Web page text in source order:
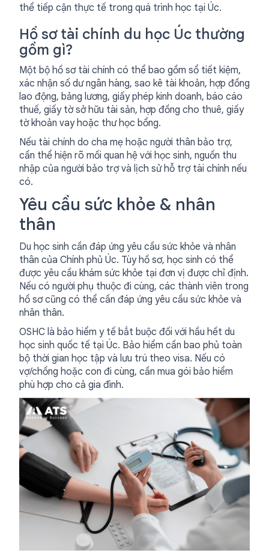
thể tiếp cận thực tế trong quá trình học tại Úc.
Hồ sơ tài chính du học Úc thường
gồm gì?
Một bộ hồ sơ tài chính có thể bao gồm sổ tiết kiệm,
xác nhận số dư ngân hàng, sao kê tài khoản, hợp đồng
lao động, bảng lương, giấy phép kinh doanh, báo cáo
thuế, giấy tờ sở hữu tài sản, hợp đồng cho thuê, giấy
tờ khoản vay hoặc thư học bổng.
Nếu tài chính do cha mẹ hoặc người thân bảo trợ,
cần thể hiện rõ mối quan hệ với học sinh, nguồn thu
nhập của người bảo trợ và lịch sử hỗ trợ tài chính nếu
có.
Yêu cầu sức khỏe & nhân
thân
Du học sinh cần đáp ứng yêu cầu sức khỏe và nhân
thân của Chính phủ Úc. Tùy hồ sơ, học sinh có thể
được yêu cầu khám sức khỏe tại đơn vị được chỉ định.
Nếu có người phụ thuộc đi cùng, các thành viên trong
hồ sơ cũng có thể cần đáp ứng yêu cầu sức khỏe và
nhân thân.
OSHC là bảo hiểm y tế bắt buộc đối với hầu hết du
học sinh quốc tế tại Úc. Bảo hiểm cần bao phủ toàn
bộ thời gian học tập và lưu trú theo visa. Nếu có
vợ/chồng hoặc con đi cùng, cần mua gói bảo hiểm
phù hợp cho cả gia đình.